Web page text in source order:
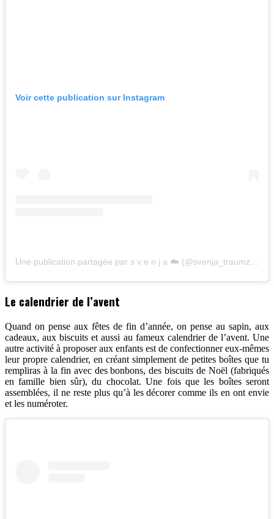
Voir cette publication sur Instagram
Une publication partagée par s v e n j a ☁️ (@svenja_traumzuhause)
Le calendrier de l’avent
Quand on pense aux fêtes de fin d’année, on pense au sapin, aux
cadeaux, aux biscuits et aussi au fameux calendrier de l’avent. Une
autre activité à proposer aux enfants est de confectionner eux-mêmes
leur propre calendrier, en créant simplement de petites boîtes que tu
rempliras à la fin avec des bonbons, des biscuits de Noël (fabriqués
en famille bien sûr), du chocolat. Une fois que les boîtes seront
assemblées, il ne reste plus qu’à les décorer comme ils en ont envie
et les numéroter.